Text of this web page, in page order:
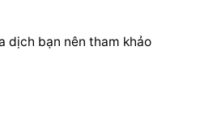
dịch bạn nên tham khảo